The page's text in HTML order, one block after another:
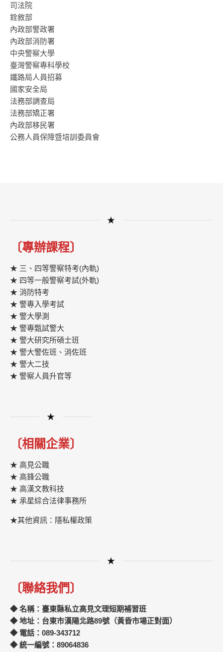
司法院
銓敘部
內政部警政署
內政部消防署
中央警察大學
臺灣警察專科學校
鐵路局人員招募
國家安全局
法務部調查局
法務部矯正署
內政部移民署
公務人員保障暨培訓委員會
★
〔專辦課程〕
★ 三、四等警察特考(內軌)
★ 四等一般警察考試(外軌)
★ 消防特考
★ 警專入學考試
★ 警大學測
★ 警專甄試警大
★ 警大研究所碩士班
★ 警大警佐班、消佐班
★ 警大二技
★ 警察人員升官等
★
〔相關企業〕
★ 高見公職
★ 高鋒公職
★ 高漢文教科技
★ 承星綜合法律事務所
★其他資訊：隱私權政策
★
〔聯絡我們〕
◆ 名稱：臺東縣私立高見文理短期補習班
◆ 地址：台東市漢陽北路89號（黃昏市場正對面）
◆ 電話：089-343712
◆ 統一編號：89064836